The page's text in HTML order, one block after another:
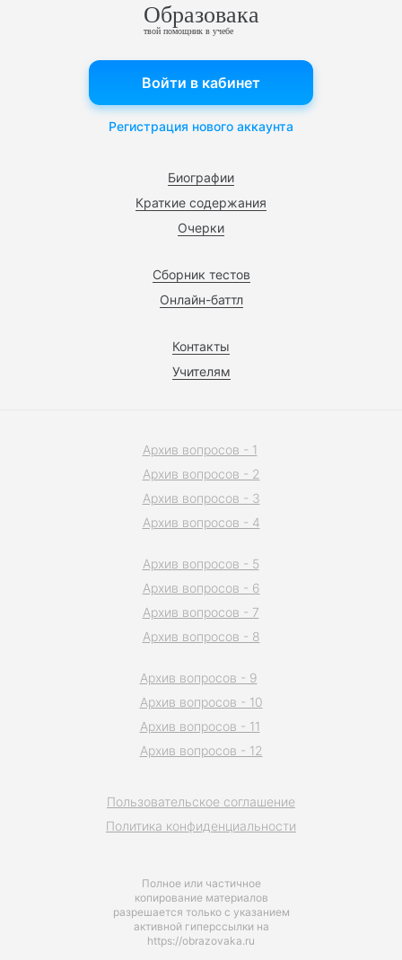
Образовака
твой помощник в учебе
Биографии
Краткие содержания
Очерки
Сборник тестов
Онлайн-баттл
Контакты
Учителям
Войти в кабинет
Регистрация нового аккаунта
Полное или частичное
копирование материалов
разрешается только с указанием
активной гиперссылки на
https://obrazovaka.ru
Пользовательское соглашение
Политика конфиденциальности
Архив вопросов - 1
Архив вопросов - 2
Архив вопросов - 3
Архив вопросов - 4
Архив вопросов - 5
Архив вопросов - 6
Архив вопросов - 7
Архив вопросов - 8
Архив вопросов - 9
Архив вопросов - 10
Архив вопросов - 11
Архив вопросов - 12